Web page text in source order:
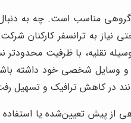
مناسب است. چه به
نیاز به ترانسفر کارکنان
نقلیه، با ظرفیت محدودتر
و وسایل شخصی خود
در کاهش ترافیک و تسهیل
از پیش تعیین‌شده یا